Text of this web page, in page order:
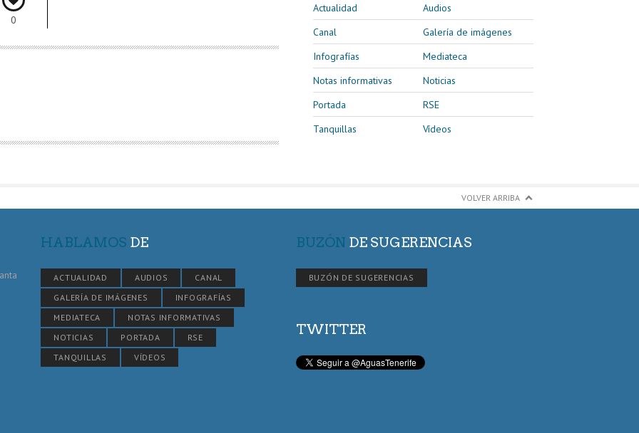
0
Actualidad
Audios
Canal
Galería de imágenes
Infografías
Mediateca
Notas informativas
Noticias
Portada
RSE
Tanquillas
Vídeos
VOLVER ARRIBA
HABLAMOS DE
ACTUALIDAD AUDIOS
CANAL
GALERÍA DE IMÁGENES
INFOGRAFÍAS
MEDIATECA
NOTAS INFORMATIVAS
NOTICIAS
PORTADA
RSE
TANQUILLAS
VÍDEOS
BUZÓN DE SUGERENCIAS
BUZÓN DE SUGERENCIAS
TWITTER